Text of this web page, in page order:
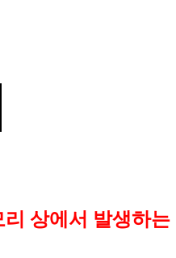
상에서 발생하는